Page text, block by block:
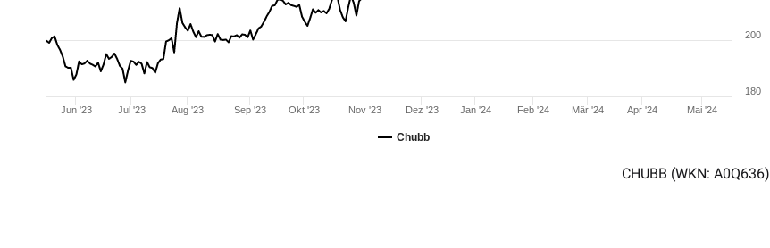
Chubb
Jun '23 Jul '23 Aug '23 Sep '23 Okt '23 Nov '23 Dez '23 Jan '24 Feb '24 Mär '24 Apr '24 Mai '24
180
200
CHUBB (WKN: A0Q636)